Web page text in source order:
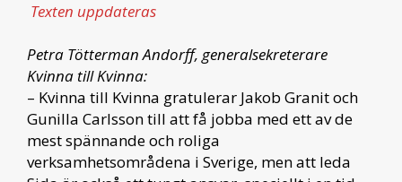
Texten uppdateras
Petra Tötterman Andorff, generalsekreterare
Kvinna till Kvinna:
– Kvinna till Kvinna gratulerar Jakob Granit och
Gunilla Carlsson till att få jobba med ett av de
mest spännande och roliga
verksamhetsområdena i Sverige, men att leda